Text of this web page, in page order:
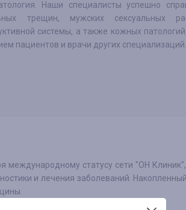
Наши специалисты успешно
трещин, мужских сексуальных
системы, а также кожных
пациентов и врачи других специализаций.
международному статусу сети "ОН
и лечения заболеваний.